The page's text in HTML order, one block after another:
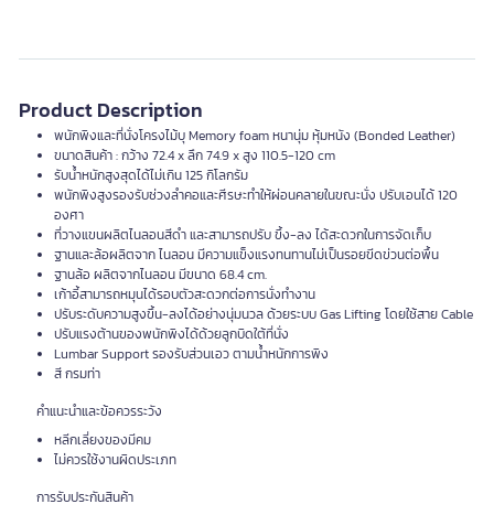
Product Description
พนักพิงและที่นั่งโครงไม้บุ Memory foam หนานุ่ม หุ้มหนัง (Bonded Leather)
ขนาดสินค้า : กว้าง 72.4 x ลึก 74.9 x สูง 110.5-120 cm
รับน้ำหนักสูงสุดได้ไม่เกิน 125 กิโลกรัม
พนักพิงสูงรองรับช่วงลำคอและศีรษะทำให้ผ่อนคลายในขณะนั่ง ปรับเอนได้ 120
องศา
ที่วางแขนผลิตไนลอนสีดำ และสามารถปรับ ขึ้ง-ลง ได้สะดวกในการจัดเก็บ
ฐานและล้อผลิตจาก ไนลอน มีความแข็งแรงทนทานไม่เป็นรอยขีดข่วนต่อพื้น
ฐานล้อ ผลิตจากไนลอน มีขนาด 68.4 cm.
เก้าอี้สามารถหมุนได้รอบตัวสะดวกต่อการนั่งทำงาน
ปรับระดับความสูงขึ้น-ลงได้อย่างนุ่มนวล ด้วยระบบ Gas Lifting โดยใช้สาย Cable
ปรับแรงต้านของพนักพิงได้ด้วยลูกบิดใต้ที่นั่ง
Lumbar Support รองรับส่วนเอว ตามน้ำหนักการพิง
สี กรมท่า
คำแนะนำและข้อควรระวัง
หลีกเลี่ยงของมีคม
ไม่ควรใช้งานผิดประเภท
การรับประกันสินค้า